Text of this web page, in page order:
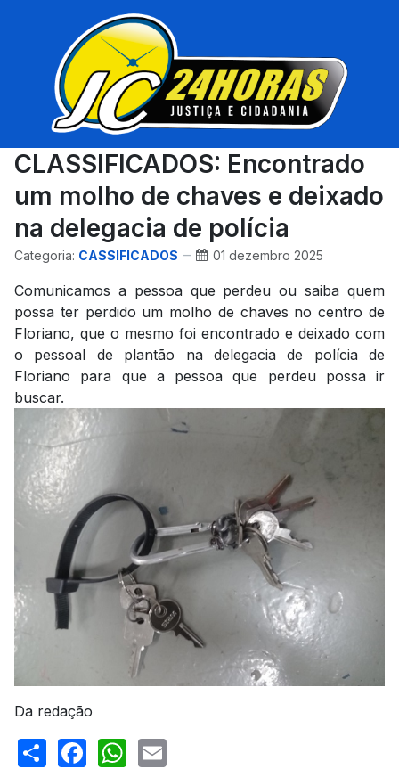
CLASSIFICADOS: Encontrado
um molho de chaves e deixado
na delegacia de polícia
Categoria: CASSIFICADOS 01 dezembro 2025
Comunicamos a pessoa que perdeu ou saiba quem
possa ter perdido um molho de chaves no centro de
Floriano, que o mesmo foi encontrado e deixado com
o pessoal de plantão na delegacia de polícia de
Floriano para que a pessoa que perdeu possa ir
buscar.
Da redação
ShareFacebook
WhatsApp